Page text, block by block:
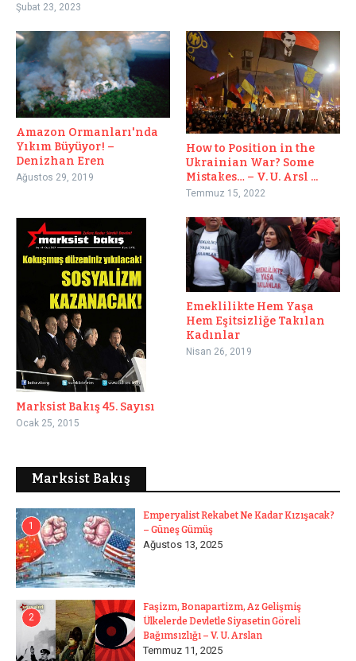
Şubat 23, 2023
Amazon Ormanları'nda
Yıkım Büyüyor! –
Denizhan Eren
Ağustos 29, 2019
How to Position in the
Ukrainian War? Some
Mistakes… – V. U. Arsl ...
Temmuz 15, 2022
Marksist Bakış 45. Sayısı
Ocak 25, 2015
Emeklilikte Hem Yaşa
Hem Eşitsizliğe Takılan
Kadınlar
Nisan 26, 2019
Marksist Bakış
1
Emperyalist Rekabet Ne Kadar Kızışacak?
– Güneş Gümüş
Ağustos 13, 2025
2
Faşizm, Bonapartizm, Az Gelişmiş
Ülkelerde Devletle Siyasetin Göreli
Bağımsızlığı – V. U. Arslan
Temmuz 11, 2025